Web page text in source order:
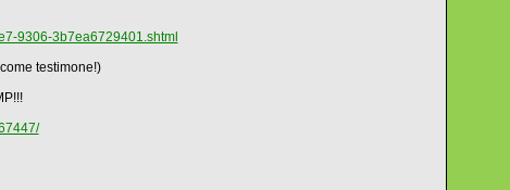
9306-3b7ea6729401.shtml
testimone!)